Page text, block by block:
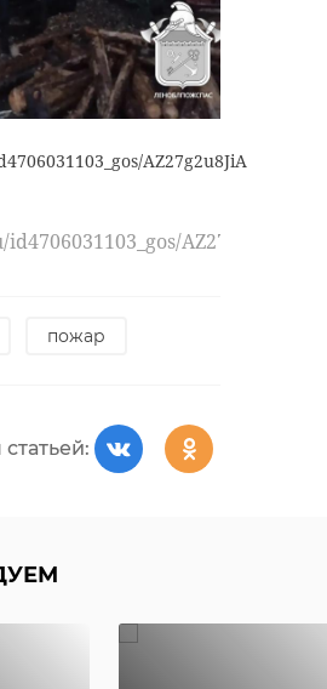
AZ27g2u8JiA
AZ27g2u8JiA
пожар